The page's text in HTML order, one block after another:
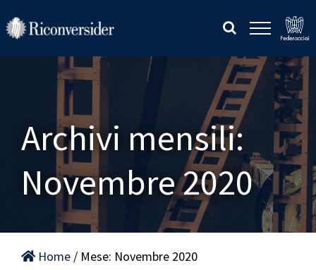
al
Archivi mensili:
Novembre 2020
Home / Mese: Novembre 2020